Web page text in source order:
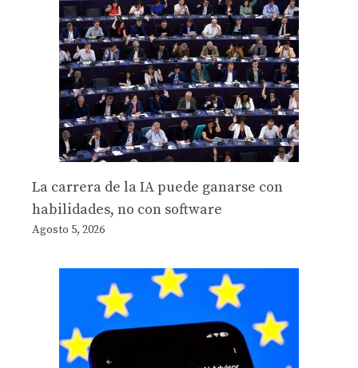
La carrera de la IA puede ganarse con
habilidades, no con software
Agosto 5, 2026